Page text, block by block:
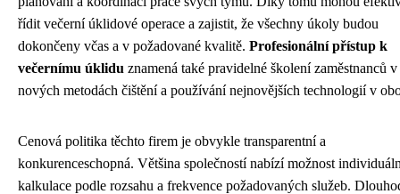
řídit večerní úklidové operace a zajistit, že všechny úkoly budou
dokončeny včas a v požadované kvalitě. Profesionální přístup k
večernímu úklidu znamená také pravidelné školení zaměstnanců v
nových metodách čištění a používání nejnovějších technologií v
Cenová politika těchto firem je obvykle transparentní a
konkurenceschopná. Většina společností nabízí možnost
kalkulace podle rozsahu a frekvence požadovaných služeb.